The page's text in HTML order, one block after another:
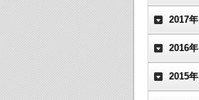
2017年
2016年
2015年